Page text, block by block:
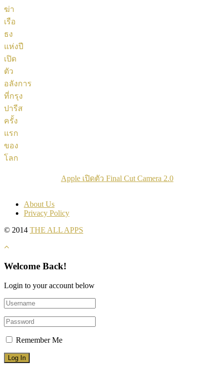
Apple เปิดตัว Final Cut Camera 2.0
About Us
Privacy Policy
© 2014 THE ALL APPS
Welcome Back!
Login to your account below
Remember Me